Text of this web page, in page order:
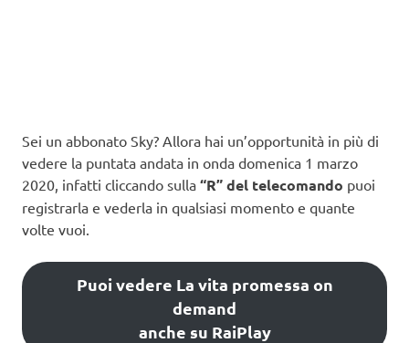
Sei un abbonato Sky? Allora hai un’opportunità in più di
vedere la puntata andata in onda domenica 1 marzo
2020, infatti cliccando sulla “R” del telecomando puoi
registrarla e vederla in qualsiasi momento e quante
volte vuoi.
Puoi vedere La vita promessa on
demand
anche su RaiPlay